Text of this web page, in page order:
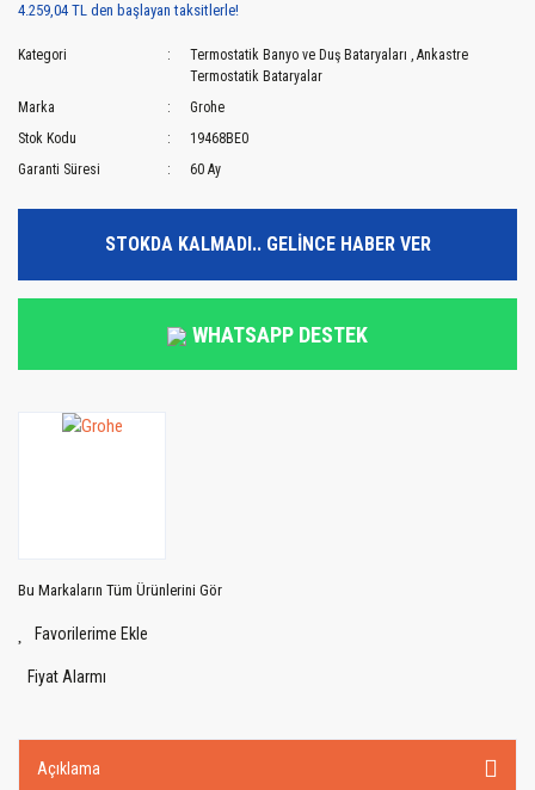
4.259,04 TL den başlayan taksitlerle!
Kategori Termostatik Banyo ve Duş Bataryaları ,Ankastre
Termostatik Bataryalar
Marka
Grohe
Stok Kodu
19468BE0
Garanti Süresi
60 Ay
STOKDA KALMADI.. GELİNCE HABER VER
WHATSAPP DESTEK
Bu Markaların Tüm Ürünlerini Gör
Fiyat Alarmı
Açıklama